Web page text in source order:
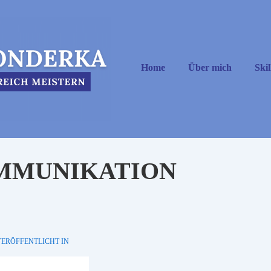
Hauptnavigation
Home Über mich
IN